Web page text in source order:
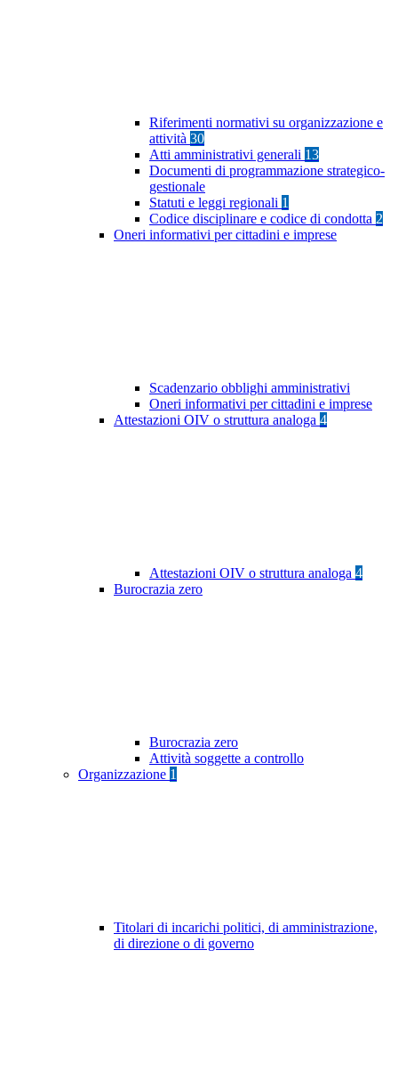
Riferimenti normativi su organizzazione e
attività 30
Atti amministrativi generali 13
Documenti di programmazione strategico-
gestionale
Statuti e leggi regionali 1
Codice disciplinare e codice di condotta 2
Oneri informativi per cittadini e imprese
Scadenzario obblighi amministrativi
Oneri informativi per cittadini e imprese
Attestazioni OIV o struttura analoga 4
Attestazioni OIV o struttura analoga 4
Burocrazia zero
Burocrazia zero
Attività soggette a controllo
Organizzazione 1
Titolari di incarichi politici, di amministrazione,
di direzione o di governo